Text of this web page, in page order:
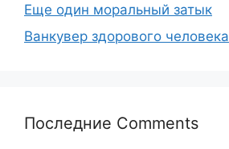
Еще один моральный затык
Ванкувер здорового человека
Последние Comments